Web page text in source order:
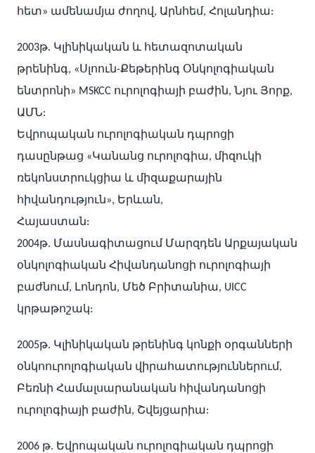
հետ» ամենամյա ժողով, Արնհեմ, Հոլանդիա:
2003թ. Կլինիկական և հետազոտական
թրենինգ, «Սլոուն-Քեթերինգ Օնկոլոգիական
ենտրոնի» MSKCC ուրոլոգիայի բաժին, Նյու Յորք,
ԱՄՆ:
Եվրոպական ուրոլոգիական դպրոցի
դասընթաց «Կանանց ուրոլոգիա, միզուկի
ռեկոնստրուկցիա և միզաքարային
հիվանդություն», Երևան,
Հայաստան:
2004թ. Մասնագիտացում Մարզդեն Արքայական
օնկոլոգիական Հիվանդանոցի ուրոլոգիայի
բաժնում, Լոնդոն, Մեծ Բրիտանիա, UICC
կրթաթոշակ:
2005թ. Կլինիկական թրենինգ կոնքի օրգանների
օնկոուրոլոգիական վիրահատություններում,
Բեռնի Համալսարանական հիվանդանոցի
ուրոլոգիայի բաժին, Շվեյցարիա:
2006 թ. Եվրոպական ուրոլոգիական դպրոցի